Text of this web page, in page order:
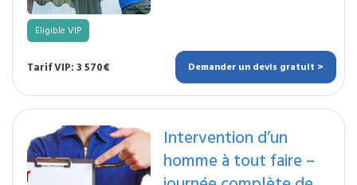
Eligible VIP
Tarif VIP: 3 570€ Demander un devis gratuit >
Intervention d’un
homme à tout faire –